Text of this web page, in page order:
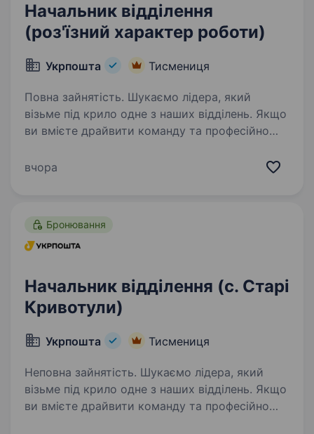
Начальник відділення
(роз'їзний характер роботи)
Укрпошта Тисмениця
Повна зайнятість. Шукаємо лідера, який
візьме під крило одне з наших відділень. Якщо
ви вмієте драйвити команду та професійно
на вас. Ваша роль у команді: Керувати
вчора
Бронювання
Начальник відділення (с. Старі
Кривотули)
Укрпошта Тисмениця
Неповна зайнятість. Шукаємо лідера, який
візьме під крило одне з наших відділень. Якщо
ви вмієте драйвити команду та професійно